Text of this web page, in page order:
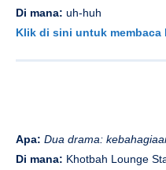
Di mana: uh-huh
Klik di sini untuk membaca
Apa: Dua drama:
Di mana: Khotbah Lounge